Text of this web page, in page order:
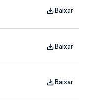
Baixar
Baixar
Baixar